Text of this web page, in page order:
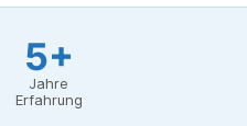
5+
Jahre
Erfahrung